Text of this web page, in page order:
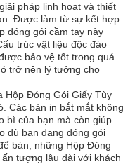
pháp linh hoạt và thiết
Được làm từ sự kết hợp
đóng gói cầm tay này
trúc vật liệu độc đáo
bảo vệ tốt trong quá
trở nên lý tưởng cho
Hộp Đóng Gói Giấy Tùy
Các bản in bắt mắt không
bì của bạn mà còn giúp
dù bạn đang đóng gói
bán, những Hộp Đóng
tượng lâu dài với khách